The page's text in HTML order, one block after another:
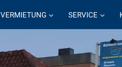
VERMIETUNG SERVICE